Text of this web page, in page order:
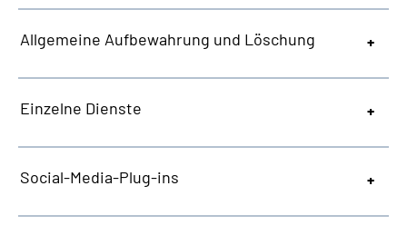
Allgemeine Aufbewahrung und Löschung
Einzelne Dienste
Social-Media-Plug-ins